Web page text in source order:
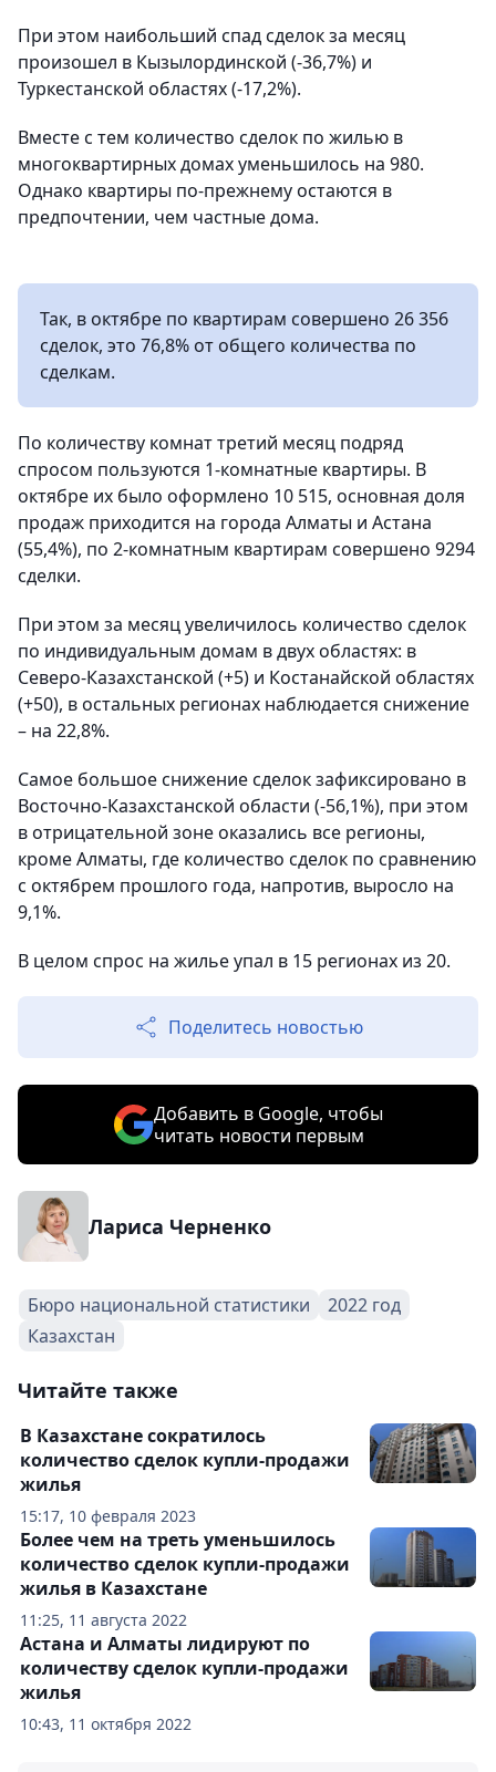
При этом наибольший спад сделок за месяц
произошел в Кызылординской (-36,7%) и
Туркестанской областях (-17,2%).
Вместе с тем количество сделок по жилью в
многоквартирных домах уменьшилось на 980.
Однако квартиры по-прежнему остаются в
предпочтении, чем частные дома.
Так, в октябре по квартирам совершено 26 356
сделок, это 76,8% от общего количества по
сделкам.
По количеству комнат третий месяц подряд
спросом пользуются 1-комнатные квартиры. В
октябре их было оформлено 10 515, основная доля
продаж приходится на города Алматы и Астана
(55,4%), по 2-комнатным квартирам совершено 9294
сделки.
При этом за месяц увеличилось количество сделок
по индивидуальным домам в двух областях: в
Северо-Казахстанской (+5) и Костанайской областях
(+50), в остальных регионах наблюдается снижение
– на 22,8%.
Самое большое снижение сделок зафиксировано в
Восточно-Казахстанской области (-56,1%), при этом
в отрицательной зоне оказались все регионы,
кроме Алматы, где количество сделок по сравнению
с октябрем прошлого года, напротив, выросло на
9,1%.
В целом спрос на жилье упал в 15 регионах из 20.
Поделитесь новостью
Добавить в Google, чтобы
читать новости первым
Лариса Черненко
Бюро национальной статистики
2022 год
Казахстан
Читайте также
15:17, 10 февраля 2023
В Казахстане сократилось
количество сделок купли-продажи
жилья
11:25, 11 августа 2022
Более чем на треть уменьшилось
количество сделок купли-продажи
жилья в Казахстане
10:43, 11 октября 2022
Астана и Алматы лидируют по
количеству сделок купли-продажи
жилья